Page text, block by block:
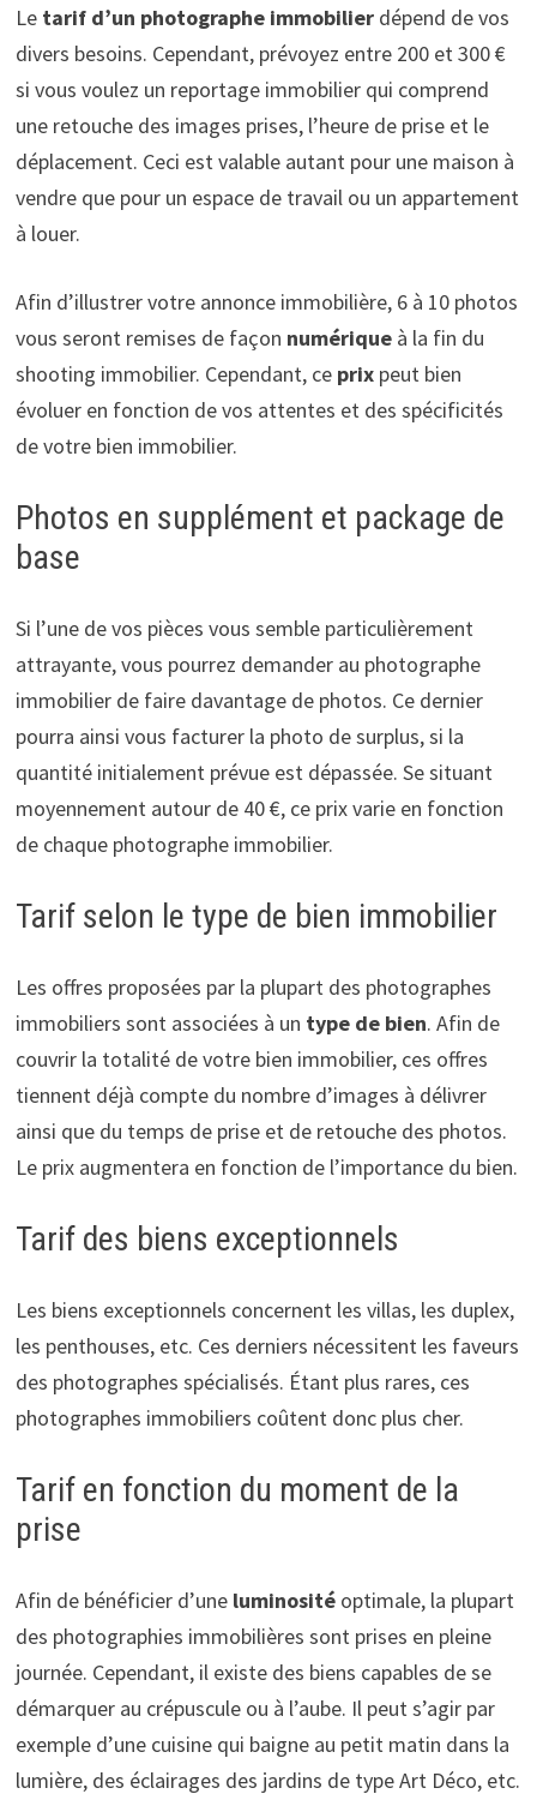
Le tarif d’un photographe immobilierdépend de vos
divers besoins. Cependant, prévoyez entre 200 et 300 €
si vous voulez un reportage immobilier qui comprend
une retouche des images prises, l’heure de prise et le
déplacement. Ceci est valable autant pour une maison à
vendre que pour un espace de travail ou un appartement
à louer.
Afin d’illustrer votre annonce immobilière, 6 à 10 photos
vous seront remises de façon numérique à la fin du
shooting immobilier. Cependant, ce prix peut bien
évoluer en fonction de vos attentes et des spécificités
de votre bien immobilier.
Photos en supplément et package de
base
Si l’une de vos pièces vous semble particulièrement
attrayante, vous pourrez demander au photographe
immobilier de faire davantage de photos. Ce dernier
pourra ainsi vous facturer la photo de surplus, si la
quantité initialement prévue est dépassée. Se situant
moyennement autour de 40 €, ce prix varie en fonction
de chaque photographe immobilier.
Tarif selon le type de bien immobilier
Les offres proposées par la plupart des photographes
immobiliers sont associées à un type de bien. Afin de
couvrir la totalité de votre bien immobilier, ces offres
tiennent déjà compte du nombre d’images à délivrer
ainsi que du temps de prise et de retouche des photos.
Le prix augmentera en fonction de l’importance du bien.
Tarif des biens exceptionnels
Les biens exceptionnels concernent les villas, les duplex,
les penthouses, etc. Ces derniers nécessitent les faveurs
des photographes spécialisés. Étant plus rares, ces
photographes immobiliers coûtent donc plus cher.
Tarif en fonction du moment de la
prise
Afin de bénéficier d’une luminosité optimale, la plupart
des photographies immobilières sont prises en pleine
journée. Cependant, il existe des biens capables de se
démarquer au crépuscule ou à l’aube. Il peut s’agir par
exemple d’une cuisine qui baigne au petit matin dans la
lumière, des éclairages des jardins de type Art Déco, etc.